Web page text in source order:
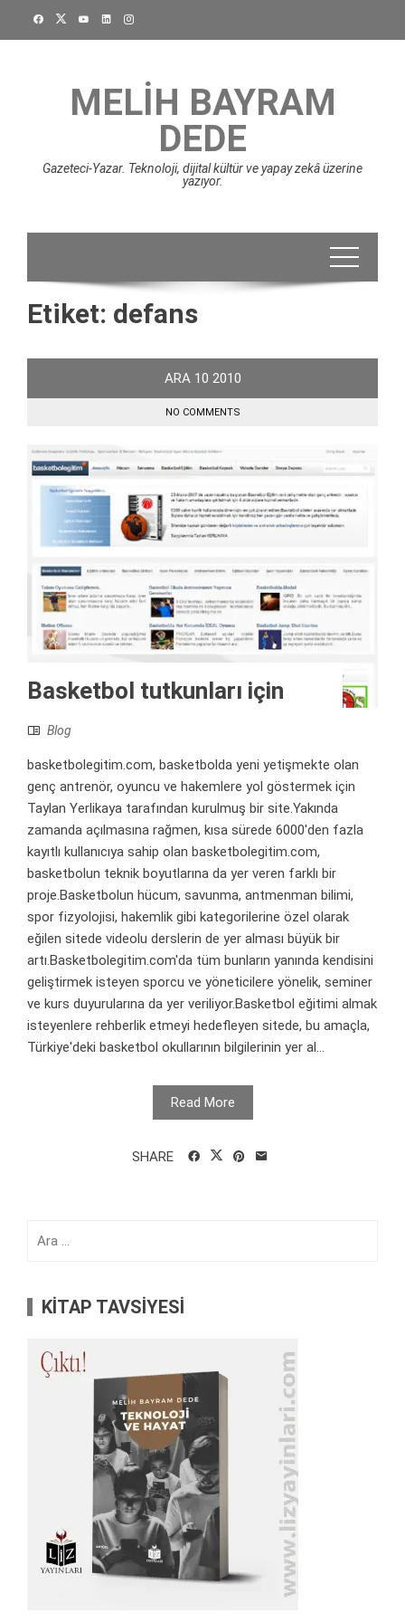
MELIH BAYRAM
DEDE
Gazeteci-Yazar. Teknoloji, dijital kültür ve yapay zekâ üzerine
yazıyor.
Etiket: defans
ARA 10 2010
NO COMMENTS
Basketbol tutkunları için
Blog
basketbolegitim.com, basketbolda yeni yetişmekte olan
genç antrenör, oyuncu ve hakemlere yol göstermek için
Taylan Yerlikaya tarafından kurulmuş bir site.Yakında
zamanda açılmasına rağmen, kısa sürede 6000'den fazla
kayıtlı kullanıcıya sahip olan basketbolegitim.com,
basketbolun teknik boyutlarına da yer veren farklı bir
proje.Basketbolun hücum, savunma, antmenman bilimi,
spor fizyolojisi, hakemlik gibi kategorilerine özel olarak
eğilen sitede videolu derslerin de yer alması büyük bir
artı.Basketbolegitim.com'da tüm bunların yanında kendisini
geliştirmek isteyen sporcu ve yöneticilere yönelik, seminer
ve kurs duyurularına da yer veriliyor.Basketbol eğitimi almak
isteyenlere rehberlik etmeyi hedefleyen sitede, bu amaçla,
Türkiye'deki basketbol okullarının bilgilerinin yer al...
Read More
SHARE
KİTAP TAVSİYESİ